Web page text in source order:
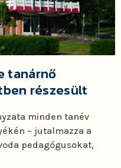
tanárnő
részesült
minden tanév
– jutalmazza a
pedagógusokat,